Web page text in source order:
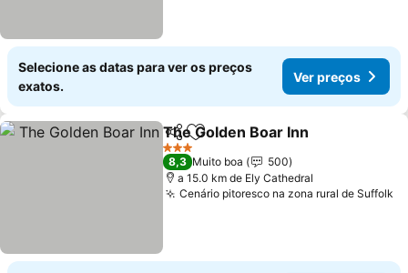
Selecione as datas para ver os preços
exatos.
Ver preços
PartilharAdicionar aos favoritos
The Golden Boar Inn
3 Estrelas
8,3 Muito boa
500
a 15.0 km de Ely Cathedral
Cenário pitoresco na zona rural de Suffolk